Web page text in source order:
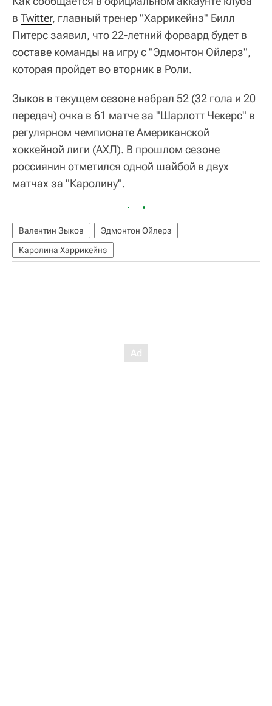
в Twitter, главный тренер "Харрикейнз" Билл
Питерс заявил, что 22-летний форвард будет в
составе команды на игру с "Эдмонтон Ойлерз",
которая пройдет во вторник в Роли.
Зыков в текущем сезоне набрал 52 (32 гола и 20
передач) очка в 61 матче за "Шарлотт Чекерс" в
регулярном чемпионате Американской
хоккейной лиги (АХЛ). В прошлом сезоне
россиянин отметился одной шайбой в двух
матчах за "Каролину".
Валентин Зыков
Эдмонтон Ойлерз
Каролина Харрикейнз